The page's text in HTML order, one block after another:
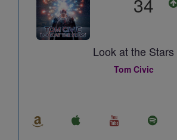
Look at the Stars
Tom Civic